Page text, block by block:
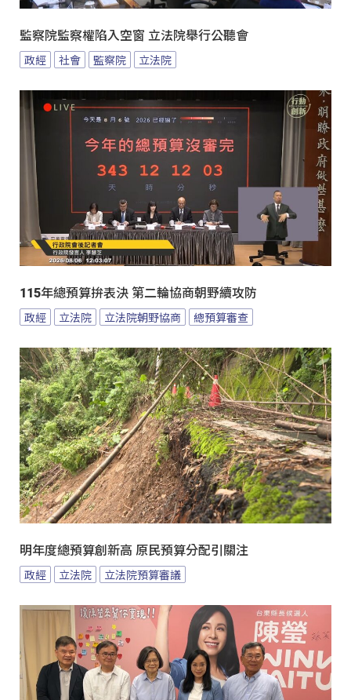
監察院監察權陷入空窗 立法院舉行公聽會
政經 社會 監察院 立法院
115年總預算拚表決 第二輪協商朝野續攻防
政經 立法院 立法院朝野協商 總預算審查
明年度總預算創新高 原民預算分配引關注
政經 立法院 立法院預算審議